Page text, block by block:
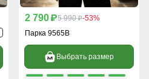
2 790 p5 990 p-53%
Парка 9565B
Выбрать размер